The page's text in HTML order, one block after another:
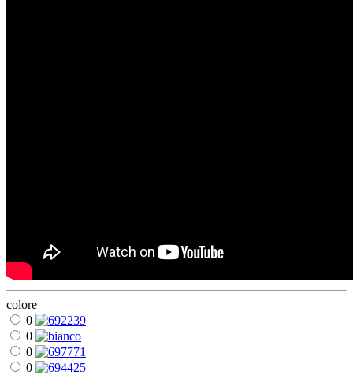
colore
0
0
0
0